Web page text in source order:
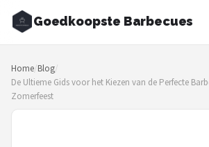
Goedkoopste Barbecues
Zoeken
NAVIGATIE
Shop
Home/Blog/
De Ultieme Gids voor het Kiezen van de Perfecte
Zomerfeest